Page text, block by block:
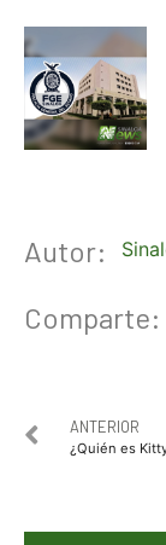
Autor:
Comparte:
ANTERIOR